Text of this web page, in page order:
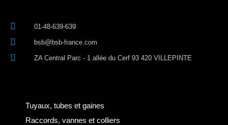
01-48-639-639
bsb@bsb-france.com
ZA Central Parc - 1 allée du Cerf 93 420 VILLEPINTE
Tuyaux, tubes et gaines
Raccords, vannes et colliers